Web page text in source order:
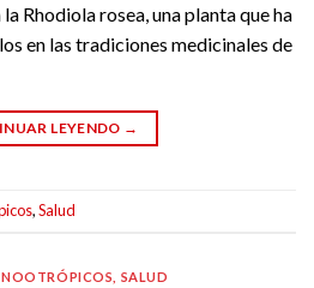
Rhodiola rosea, una planta que ha
en las tradiciones medicinales de
LEYENDO →
,Salud
,NOOTRÓPICOS SALUD